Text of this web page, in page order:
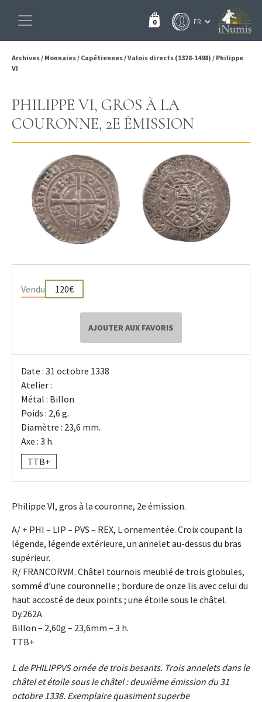
0
Archives/ Monnaies/ Capétiennes/Valois directs (1328-1498) / Philippe
VI
PHILIPPE VI, GROS À LA
COURONNE, 2E ÉMISSION
Vendu 120€
AJOUTER AUX FAVORIS
Date : 31 octobre 1338
Atelier :
Métal : Billon
Poids : 2,6 g.
Diamètre : 23,6 mm.
Axe : 3 h.
TTB+
Philippe VI, gros à la couronne, 2e émission.
A/ + PHI – LIP – PVS – REX, L ornementée. Croix coupant la
légende, légende extérieure, un annelet au-dessus du bras
supérieur.
R/ FRANCORVM. Châtel tournois meublé de trois globules,
sommé d’une couronnelle ; bordure de onze lis avec celui du
haut accosté de deux points ; une étoile sous le châtel.
Dy.262A
Billon – 2,60g – 23,6mm – 3 h.
TTB+
L de PHILIPPVS ornée de trois besants. Trois annelets dans le
châtel et étoile sous le châtel : deuxième émission du 31
octobre 1338. Exemplaire quasiment superbe